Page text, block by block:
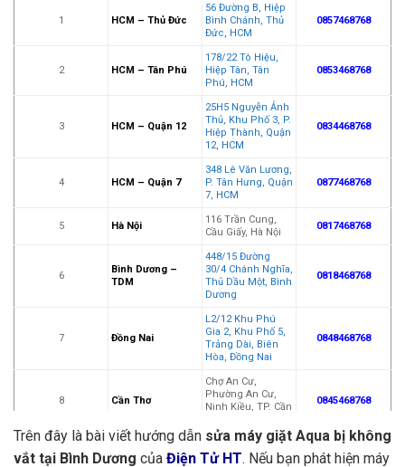
1 HCM – Thủ Đức
56 Đường B, Hiệp
Bình Chánh, Thủ
Đức, HCM
0857468768
2 HCM – Tân Phú
178/22 Tô Hiệu,
Hiệp Tân, Tân
Phú, HCM
0853468768
3 HCM – Quận 12
25H5 Nguyễn Ảnh
Thủ, Khu Phố 3, P.
Hiệp Thành, Quận
12, HCM
0834468768
4 HCM – Quận 7
348 Lê Văn Lương,
P. Tân Hưng, Quận
7, HCM
0877468768
5 Hà Nội
116 Trần Cung,
Cầu Giấy, Hà Nội
0817468768
6
Bình Dương –
TDM
448/15 Đường
30/4 Chánh Nghĩa,
Thủ Dầu Một, Bình
Dương
0818468768
7 Đồng Nai
L2/12 Khu Phú
Gia 2, Khu Phố 5,
Trảng Dài, Biên
Hòa, Đồng Nai
0848468768
8 Cần Thơ
Chợ An Cư,
Phường An Cư,
Ninh Kiều, TP. Cần
0845468768
9 Vĩnh Long
33-23F Phạm Thái
Bường, TP. Vĩnh
0832468768
Trên đây là bài viết hướng dẫn sửa máy giặt Aqua bị không
vắt tại Bình Dương của Điện Tử HT. Nếu bạn phát hiện máy